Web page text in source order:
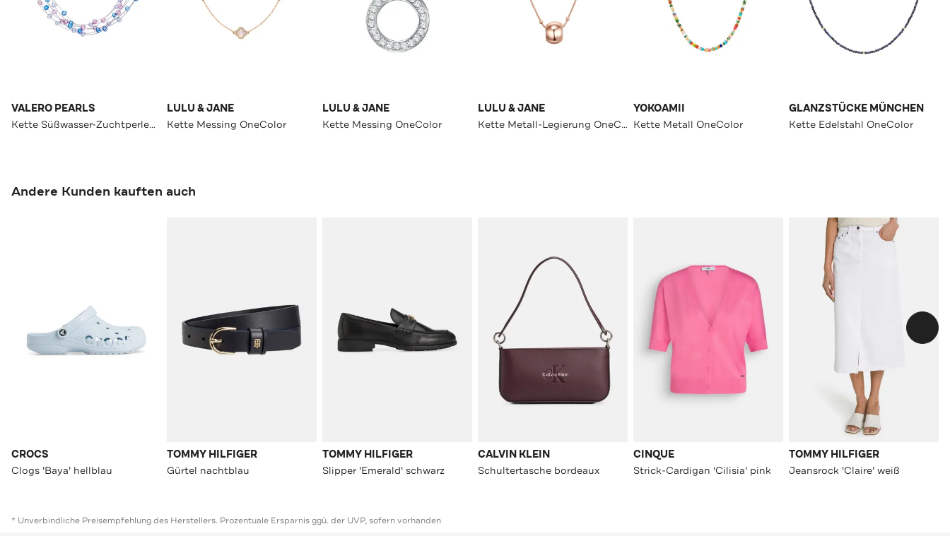
VALERO PEARLS
Kette Süßwasser-Zuchtperlen OneColor
LULU & JANE
Kette Messing OneColor
LULU & JANE
Kette Messing OneColor
LULU & JANE
Kette Metall-Legierung OneColor
YOKOAMII
Kette Metall OneColor
GLANZSTÜCKE MÜNCHEN
Kette Edelstahl OneColor
Andere Kunden kauften auch
CROCS
Clogs 'Baya' hellblau
TOMMY HILFIGER
Gürtel nachtblau
TOMMY HILFIGER
Slipper 'Emerald' schwarz
CALVIN KLEIN
Schultertasche bordeaux
CINQUE
Strick-Cardigan 'Cilisia' pink
TOMMY HILFIGER
Jeansrock 'Claire' weiß
* Unverbindliche Preisempfehlung des Herstellers. Prozentuale Ersparnis ggü. der UVP, sofern vorhanden